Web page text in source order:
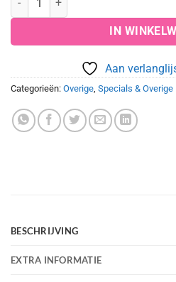
Dagje luxe pakket aantal
IN
Aan
Categorieën: Overige, Specials & Overige
BESCHRIJVING
EXTRA INFORMATIE